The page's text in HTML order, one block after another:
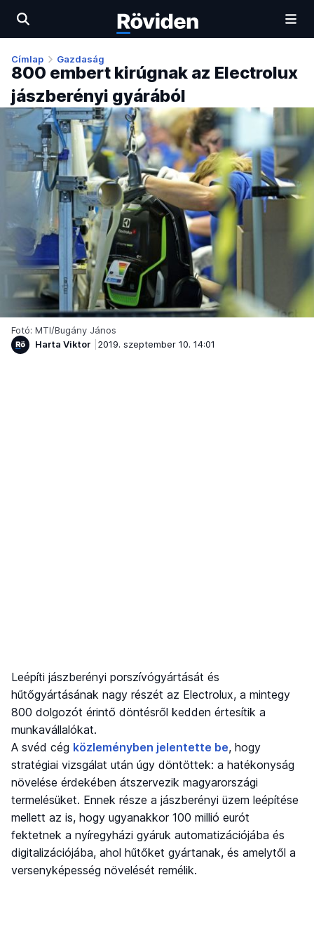
Címlap Gazdaság
800 embert kirúgnak az Electrolux
jászberényi gyárából
Fotó: MTI/Bugány János
Harta Viktor
2019. szeptember 10. 14:01
Leépíti jászberényi porszívógyártását és
hűtőgyártásának nagy részét az Electrolux, a mintegy
800 dolgozót érintő döntésről kedden értesítik a
munkavállalókat.
A svéd cég közleményben jelentette be, hogy
stratégiai vizsgálat után úgy döntöttek: a hatékonyság
növelése érdekében átszervezik magyarországi
termelésüket. Ennek része a jászberényi üzem leépítése
mellett az is, hogy ugyanakkor 100 millió eurót
fektetnek a nyíregyházi gyáruk automatizációjába és
digitalizációjába, ahol hűtőket gyártanak, és amelytől a
versenyképesség növelését remélik.